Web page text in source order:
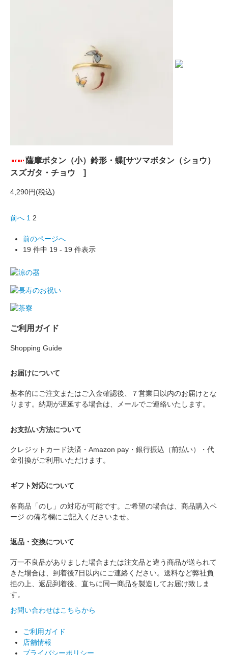
薩摩ボタン（小）鈴形・蝶[サツマボタン（ショウ）
スズガタ・チョウ ]
4,290円(税込)
前へ 1 2
前のページへ
19 件中 19 - 19 件表示
ご利用ガイド
Shopping Guide
お届けについて
基本的にご注文またはご入金確認後、７営業日以内のお届けとな
ります。納期が遅延する場合は、メールでご連絡いたします。
お支払い方法について
クレジットカード決済・Amazon pay・銀行振込（前払い）・代
金引換がご利用いただけます。
ギフト対応について
各商品「のし」の対応が可能です。ご希望の場合は、商品購入ペ
ージ の備考欄にご記入くださいませ。
返品・交換について
万一不良品がありました場合または注文品と違う商品が送られて
きた場合は、到着後7日以内にご連絡ください。送料など弊社負
担の上、返品到着後、直ちに同一商品を製造してお届け致しま
す。
お問い合わせはこちらから
ご利用ガイド
店舗情報
プライバシーポリシー